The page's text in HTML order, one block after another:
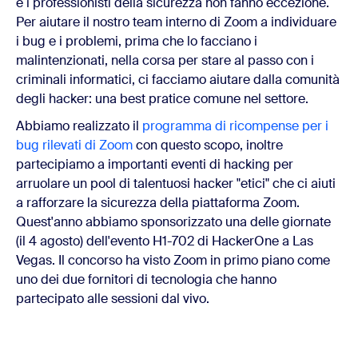
Per aiutare il nostro team interno di Zoom a individuare
i bug e i problemi, prima che lo facciano i
malintenzionati, nella corsa per stare al passo con i
criminali informatici, ci facciamo aiutare dalla comunità
degli hacker: una best pratice comune nel settore.
Abbiamo realizzato il programma di ricompense per i
bug rilevati di Zoomcon questo scopo, inoltre
partecipiamo a importanti eventi di hacking per
arruolare un pool di talentuosi hacker "etici" che ci aiuti
a rafforzare la sicurezza della piattaforma Zoom.
Quest'anno abbiamo sponsorizzato una delle giornate
(il 4 agosto) dell'evento H1-702 di HackerOne a Las
Vegas. Il concorso ha visto Zoom in primo piano come
uno dei due fornitori di tecnologia che hanno
partecipato alle sessioni dal vivo.